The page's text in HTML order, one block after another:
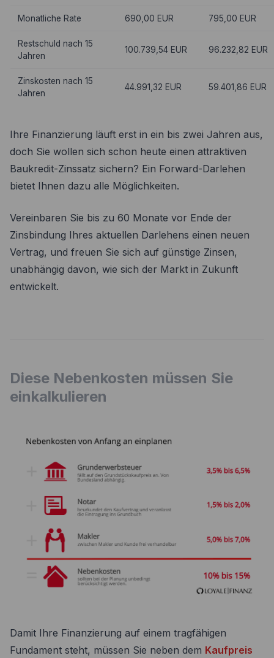
Monatliche Rate 690,00 EUR 795,00 EUR
Restschuld nach 15
Jahren
100.739,54 EUR 96.232,82 EUR
Zinskosten nach 15
Jahren
44.991,32 EUR 59.401,86 EUR
Ihre Finanzierung läuft erst in ein bis zwei Jahren aus,
doch Sie wollen sich schon heute einen attraktiven
Baukredit-Zinssatz sichern? Ein Forward-Darlehen
bietet Ihnen dazu alle Möglichkeiten.
Vereinbaren Sie bis zu 60 Monate vor Ende der
Zinsbindung Ihres aktuellen Darlehens einen neuen
Vertrag, und freuen Sie sich auf günstige Zinsen,
unabhängig davon, wie sich der Markt in Zukunft
entwickelt.
Diese Nebenkosten müssen Sie
einkalkulieren
Damit Ihre Finanzierung auf einem tragfähigen
Fundament steht, müssen Sie neben dem Kaufpreis